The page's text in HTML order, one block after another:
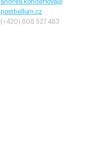
postbellum.cz
(+420) 608 527 483